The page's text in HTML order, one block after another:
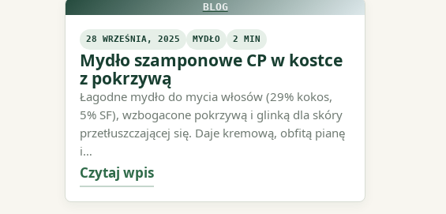
BLOG
28 WRZEŚNIA, 2025 MYDŁO 2 MIN
Mydło szamponowe CP w kostce
z pokrzywą
Łagodne mydło do mycia włosów (29% kokos,
5% SF), wzbogacone pokrzywą i glinką dla skóry
przetłuszczającej się. Daje kremową, obfitą pianę
i…
Czytaj wpis